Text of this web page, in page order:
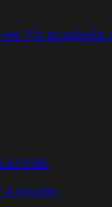
pre Vás tie
KUFRE
A KUFRE